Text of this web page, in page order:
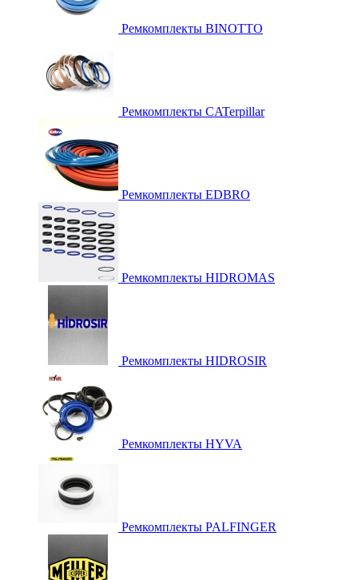
Ремкомплекты BINOTTO
Ремкомплекты CATerpillar
Ремкомплекты EDBRO
Ремкомплекты HIDROMAS
Ремкомплекты HIDROSIR
Ремкомплекты HYVA
Ремкомплекты PALFINGER